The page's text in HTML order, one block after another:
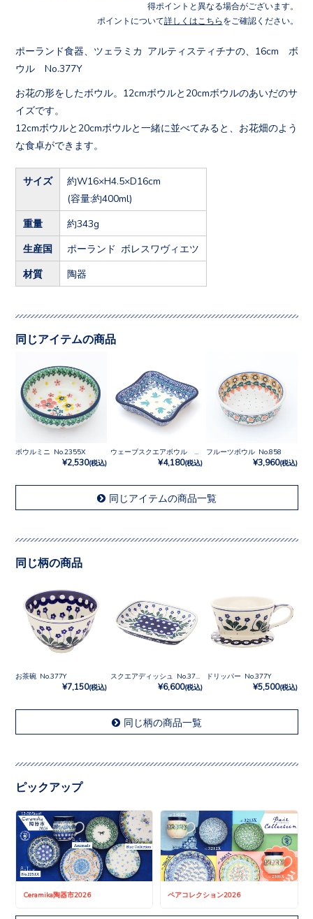
得ポイントと異なる場合がございます。
ポイントについて詳しくはこちら をご確認ください。
ポーランド食器、ツェラミカ アルティスティチナの、16cm ボ
ウル No.377Y
お花の形をしたボウル。12cmボウルと20cmボウルのあいだのサ
イズです。
12cmボウルと20cmボウルと一緒に並べてみると、お花畑のよう
な食卓ができます。
サイズ
約W16×H4.5×D16cm
(容量:約400ml)
重量 約343g
生産国 ポーランド ボレスワヴィエツ
材質 陶器
同じアイテムの商品
ボウルミニ No.2355X
¥2,530(税込) ¥4,180(税込)
フルーツボウル No.858
¥3,960(税込)
同じアイテムの商品一覧
同じ柄の商品
お茶碗 No.377Y
¥7,150(税込) ¥6,600(税込)
ドリッパー No.377Y
¥5,500(税込)
同じ柄の商品一覧
ピックアップ
Ceramika陶器市2026 ペアコレクション2026